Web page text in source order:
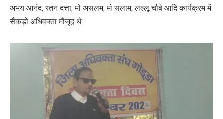
अभय आनंद, रतन दत्ता, मो असलम, मो सलाम, लल्लू चौबे आदि कार्यक्रम में
सैकड़ो अधिवक्ता मौजूद थे